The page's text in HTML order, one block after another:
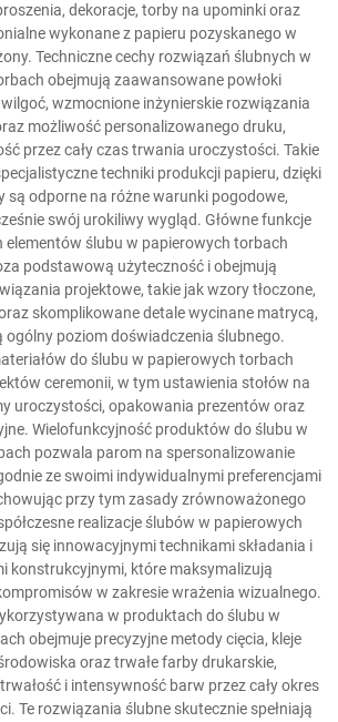
dekoracje, torby na upominki oraz
wykonane z papieru pozyskanego w
Techniczne cechy rozwiązań ślubnych w
obejmują zaawansowane powłoki
wzmocnione inżynierskie rozwiązania
możliwość personalizowanego druku,
przez cały czas trwania uroczystości. Takie
techniki produkcji papieru, dzięki
są odporne na różne warunki pogodowe,
swój urokiliwy wygląd. Główne funkcje
elementów ślubu w papierowych torbach
podstawową użyteczność i obejmują
projektowe, takie jak wzory tłoczone,
skomplikowane detale wycinane matrycą,
ogólny poziom doświadczenia ślubnego.
do ślubu w papierowych torbach
ceremonii, w tym ustawienia stołów na
uroczystości, opakowania prezentów oraz
Wielofunkcyjność produktów do ślubu w
pozwala parom na spersonalizowanie
ze swoimi indywidualnymi preferencjami
przy tym zasady zrównoważonego
realizacje ślubów w papierowych
się innowacyjnymi technikami składania i
konstrukcyjnymi, które maksymalizują
w zakresie wrażenia wizualnego.
w produktach do ślubu w
obejmuje precyzyjne metody cięcia, kleje
oraz trwałe farby drukarskie,
i intensywność barw przez cały okres
Te rozwiązania ślubne skutecznie spełniają